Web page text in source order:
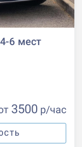
6 мест
3500 р/час